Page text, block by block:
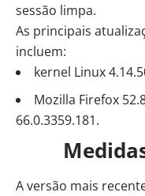
sessão limpa.
As principais
incluem:
kernel Linux
Mozilla Firefox
66.0.3359.181.
A versão mais